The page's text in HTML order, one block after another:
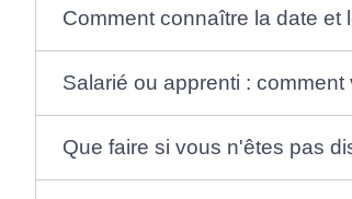
Comment connaître la date et
Salarié ou apprenti :
Que faire si vous n'êtes pas